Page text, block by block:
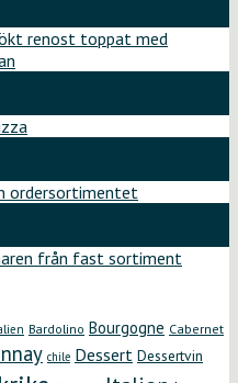
renost toppat med
ordersortimentet
från fast sortiment
Bardolino Bourgogne Cabernet
chile Dessert Dessertvin